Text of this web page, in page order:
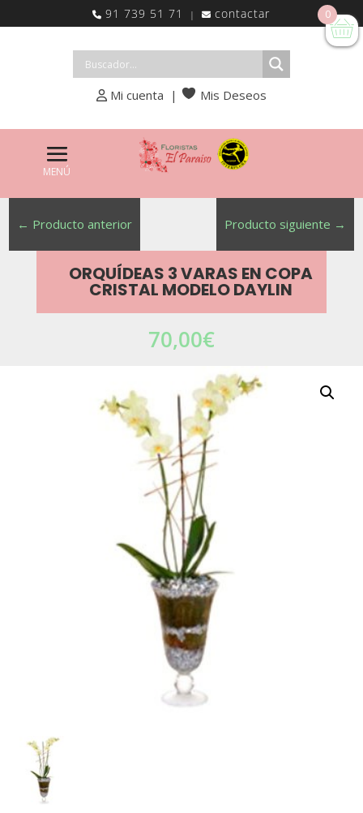
91 739 51 71 | contactar
Mi cuenta | Mis Deseos
← Producto anterior Producto siguiente →
ORQUÍDEAS 3 VARAS EN COPA
CRISTAL MODELO DAYLIN
70,00€
0